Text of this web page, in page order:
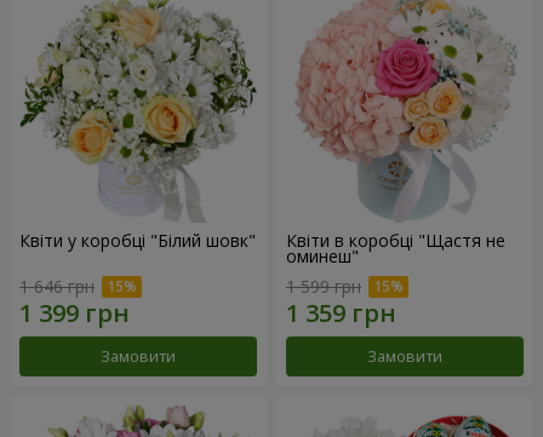
Квіти у коробці "Білий шовк"
1 646 грн
Замовити
Квіти в коробці "Щастя не
оминеш"
1 599 грн
Замовити